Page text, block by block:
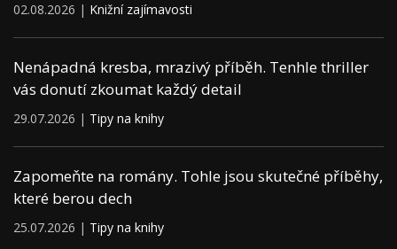
02.08.2026 | Knižní zajímavosti
Nenápadná kresba, mrazivý příběh. Tenhle thriller
vás donutí zkoumat každý detail
29.07.2026 | Tipy na knihy
Zapomeňte na romány. Tohle jsou skutečné příběhy,
které berou dech
25.07.2026 | Tipy na knihy